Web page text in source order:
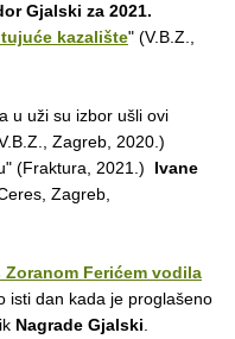
Gjalski za 2021.
kazalište" (V.B.Z.,
, a u uži su izbor ušli ovi
Zagreb, 2020.)
(Fraktura, 2021.) Ivane
Zagreb,
Ferićem vodila
isti dan kada je proglašeno
Nagrade Gjalski